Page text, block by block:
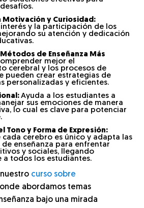
Motivación y Curiosidad:
y la participación de los
su atención y dedicación
de Enseñanza Más
mejor el
cerebral y los procesos de
pueden crear estrategias de
personalizadas y eficientes.
Ayuda a los estudiantes a
sus emociones de manera
lo cual es clave para potenciar
Tono y Forma de Expresión:
cada cerebro es único y adapta las
enseñanza para enfrentar
y sociales, llegando
a todos los estudiantes.
curso sobre
abordamos temas
bajo una mirada